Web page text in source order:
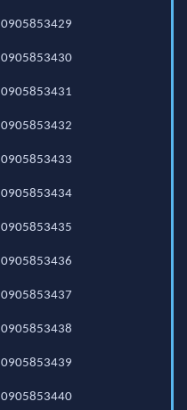
0905853429
0905853430
0905853431
0905853432
0905853433
0905853434
0905853435
0905853436
0905853437
0905853438
0905853439
0905853440